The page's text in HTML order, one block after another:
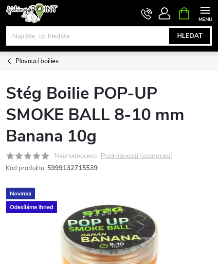
Přejít
obsah
HLEDAT
NÁKUPNÍ
KOŠÍK
Plovoucí boilies
Stég Boilie POP-UP
SMOKE BALL 8-10 mm
Banana 10g
Neohodnoceno Podrobnosti hodnocení
Kód produktu: 5999132715539
Novinka
Odesíláme ihned